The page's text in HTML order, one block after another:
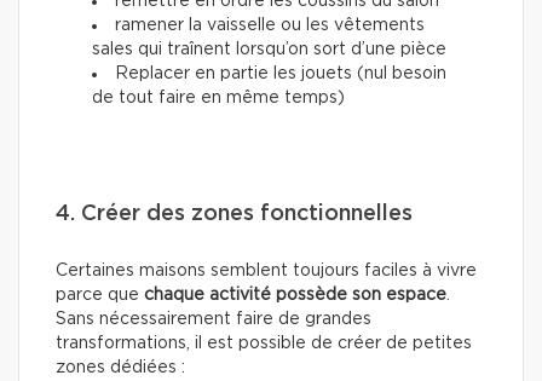
ramener la vaisselle ou les vêtements
sales qui traînent lorsqu’on sort d’une pièce
Replacer en partie les jouets (nul besoin
de tout faire en même temps)
4. Créer des zones fonctionnelles
Certaines maisons semblent toujours faciles à vivre
parce que chaque activité possède son espace.
Sans nécessairement faire de grandes
transformations, il est possible de créer de petites
zones dédiées :